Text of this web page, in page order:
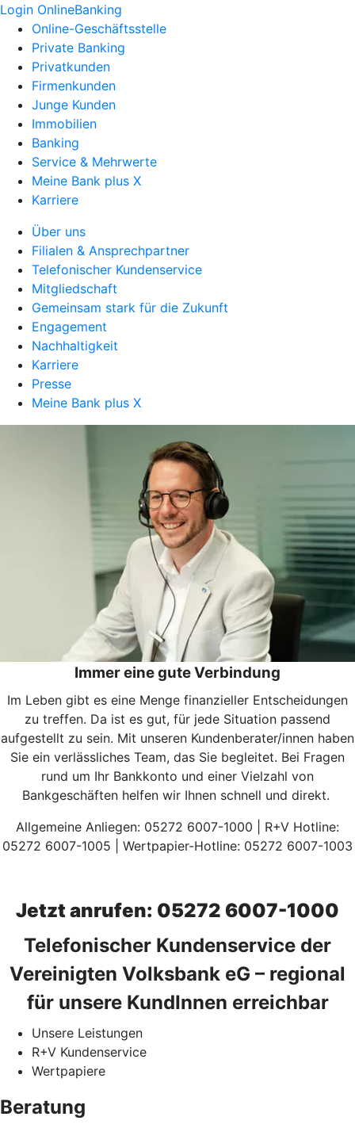
Login OnlineBanking
Online-Geschäftsstelle
Private Banking
Privatkunden
Firmenkunden
Junge Kunden
Immobilien
Banking
Service & Mehrwerte
Meine Bank plus X
Karriere
Über uns
Filialen & Ansprechpartner
Telefonischer Kundenservice
Mitgliedschaft
Gemeinsam stark für die Zukunft
Engagement
Nachhaltigkeit
Karriere
Presse
Meine Bank plus X
Immer eine gute Verbindung
Im Leben gibt es eine Menge finanzieller Entscheidungen
zu treffen. Da ist es gut, für jede Situation passend
aufgestellt zu sein. Mit unseren Kundenberater/innen haben
Sie ein verlässliches Team, das Sie begleitet. Bei Fragen
rund um Ihr Bankkonto und einer Vielzahl von
Bankgeschäften helfen wir Ihnen schnell und direkt.
Allgemeine Anliegen: 05272 6007-1000 | R+V Hotline:
05272 6007-1005 | Wertpapier-Hotline: 05272 6007-1003
Jetzt anrufen: 05272 6007-1000
Telefonischer Kundenservice der
Vereinigten Volksbank eG – regional
für unsere KundInnen erreichbar
Unsere Leistungen
R+V Kundenservice
Wertpapiere
Beratung